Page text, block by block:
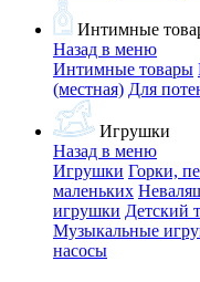
Интимные
Назад в меню
Интимные товары
(местная) Для
Игрушки
Назад в меню
Игрушки Горки,
маленьких
игрушки Детский
Музыкальные
насосы